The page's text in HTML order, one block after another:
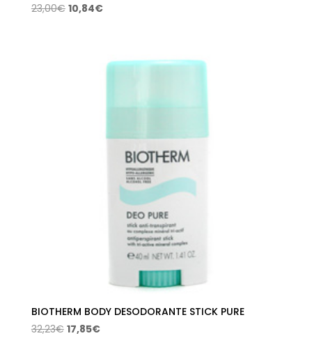
23,00€ El
10,84€El
BIOTHERM BODY DESODORANTE STICK PURE
32,23€ El
17,85€El